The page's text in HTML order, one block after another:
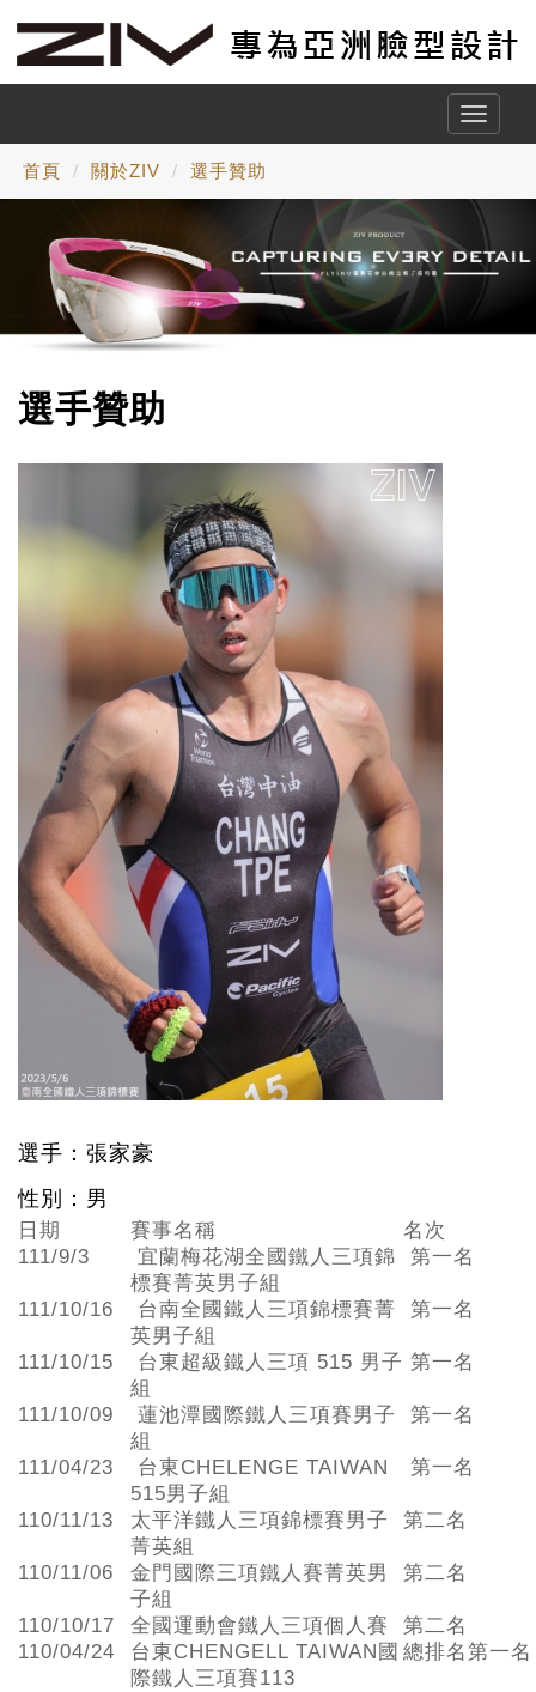
Toggle
首頁 關於ZIV 選手贊助
選手贊助
選手：張家豪
性別：男
日期 賽事名稱
名次
111/9/3
宜蘭梅花湖全國鐵人三項錦
標賽菁英男子組
第一名
111/10/16
台南全國鐵人三項錦標賽菁
英男子組
第一名
111/10/15
台東超級鐵人三項 515 男子
組
第一名
111/10/09
蓮池潭國際鐵人三項賽男子
組
第一名
111/04/23
台東CHELENGE TAIWAN
515男子組
第一名
110/11/13
太平洋鐵人三項錦標賽男子
菁英組
第二名
110/11/06
金門國際三項鐵人賽菁英男
子組
第二名
110/10/17 全國運動會鐵人三項個人賽
第二名
110/04/24
台東CHENGELL TAIWAN國
際鐵人三項賽113
總排名第一名